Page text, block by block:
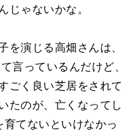
ゃないかな。
を演じる高畑さんは、
言っているんだけど、
ごく良い芝居をされて
たのが、亡くなってし
てないといけなかっ